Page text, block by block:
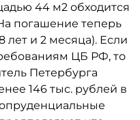
44 м2 обходится
погашение теперь
лет и 2 месяца). Если
ЦБ РФ, то
Петербурга
146 тыс. рублей в